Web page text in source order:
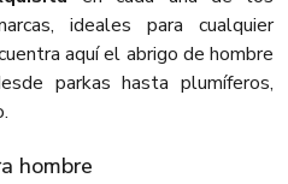
ideales para cualquier
aquí el abrigo de hombre
parkas hasta plumíferos,
hombre